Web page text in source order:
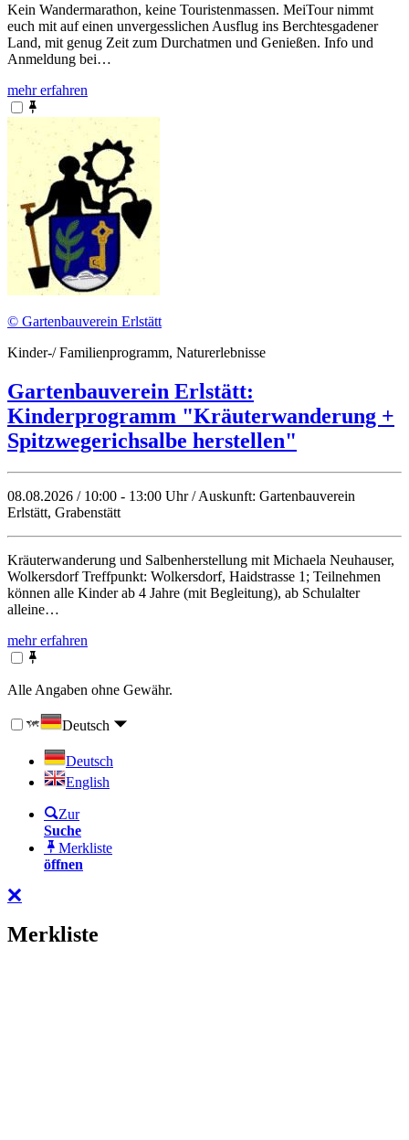
Kein Wandermarathon, keine Touristenmassen. MeiTour nimmt
euch mit auf einen unvergesslichen Ausflug ins Berchtesgadener
Land, mit genug Zeit zum Durchatmen und Genießen. Info und
Anmeldung bei…
mehr erfahren
© Gartenbauverein Erlstätt
Kinder-/ Familienprogramm, Naturerlebnisse
Gartenbauverein Erlstätt:
Kinderprogramm "Kräuterwanderung +
Spitzwegerichsalbe herstellen"
08.08.2026 / 10:00 - 13:00 Uhr / Auskunft: Gartenbauverein
Erlstätt, Grabenstätt
Kräuterwanderung und Salbenherstellung mit Michaela Neuhauser,
Wolkersdorf Treffpunkt: Wolkersdorf, Haidstrasse 1; Teilnehmen
können alle Kinder ab 4 Jahre (mit Begleitung), ab Schulalter
alleine…
mehr erfahren
Alle Angaben ohne Gewähr.
Deutsch
Deutsch
English
Zur
Suche
Merkliste
öffnen
Merkliste